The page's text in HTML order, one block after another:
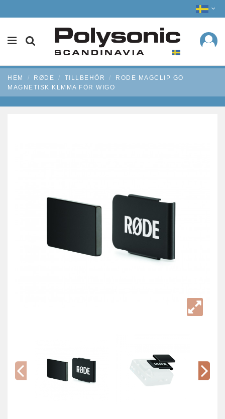
HEM RØDE TILLBEHÖR
RODE MAGCLIP GO
MAGNETISK KLMMA FÖR WIGO